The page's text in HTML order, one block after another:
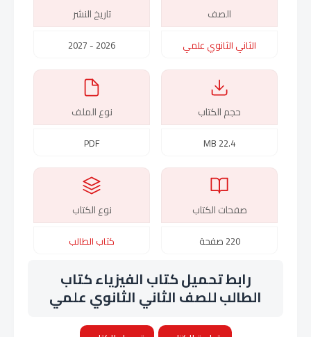
الصف
الثاني الثانوي علمي
تاريخ النشر
2026 - 2027
حجم الكتاب
22.4 MB
نوع الملف
PDF
صفحات الكتاب
220 صفحة
نوع الكتاب
كتاب الطالب
رابط تحميل كتاب الفيزياء كتاب
الطالب للصف الثاني الثانوي علمي